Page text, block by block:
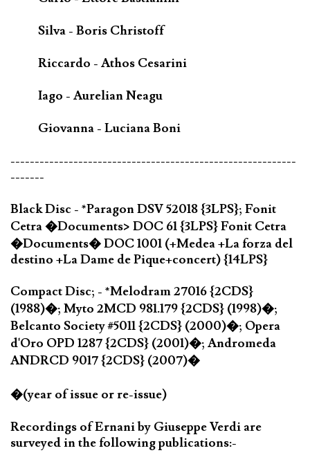
Silva - Boris Christoff
Riccardo - Athos Cesarini
Iago - Aurelian Neagu
Giovanna - Luciana Boni
-----------------------------------------------------------
-------
Black Disc - *Paragon DSV 52018 {3LPS}; Fonit
Cetra �Documents> DOC 61 {3LPS} Fonit Cetra
�Documents� DOC 1001 (+Medea +La forza del
destino +La Dame de Pique+concert) {14LPS}
Compact Disc; - *Melodram 27016 {2CDS}
(1988)�; Myto 2MCD 981.179 {2CDS} (1998)�;
Belcanto Society #5011 {2CDS} (2000)�; Opera
d'Oro OPD 1287 {2CDS} (2001)�; Andromeda
ANDRCD 9017 {2CDS} (2007)�
�(year of issue or re-issue)
Recordings of Ernani by Giuseppe Verdi are
surveyed in the following publications:-